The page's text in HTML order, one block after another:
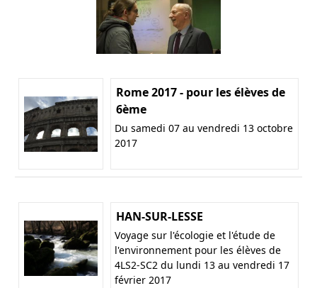
Rome 2017 - pour les élèves de
6ème
Du samedi 07 au vendredi 13 octobre
2017
HAN-SUR-LESSE
Voyage sur l'écologie et l'étude de
l'environnement pour les élèves de
4LS2-SC2 du lundi 13 au vendredi 17
février 2017